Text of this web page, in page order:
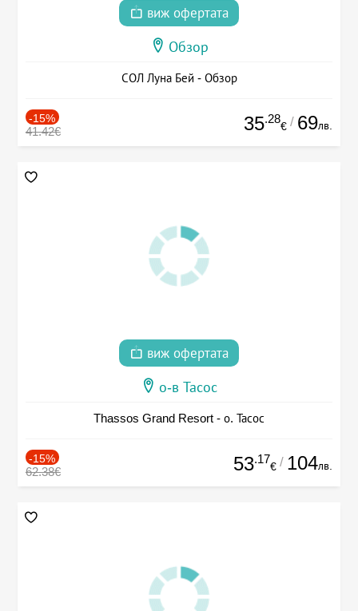
виж офертата
Обзор
СОЛ Луна Бей - Обзор
-15%
41.42€ 35.28
€ / 69лв.
виж офертата
о-в Тасос
Thassos Grand Resort - о. Тасос
-15%
62.38€ 53.17
€ / 104лв.